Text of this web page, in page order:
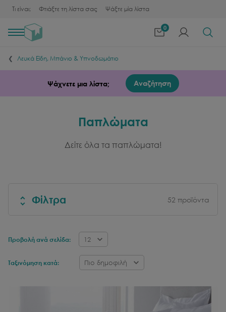
Τι είναι; Φτιάξτε τη λίστα σας Ψάξτε μία λίστα
Toggle
0
Λευκά Είδη, Μπάνιο & Υπνοδωμάτιο
Ψάχνετε μια λίστα; Αναζήτηση
Παπλώματα
Δείτε όλα τα παπλώματα!
Φίλτρα 52 προϊόντα
Προβολή ανά σελίδα: 12
Ταξινόμηση κατά: Πιο δημοφιλή